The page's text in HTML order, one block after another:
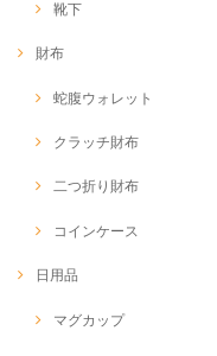
靴下
財布
蛇腹ウォレット
クラッチ財布
二つ折り財布
コインケース
日用品
マグカップ